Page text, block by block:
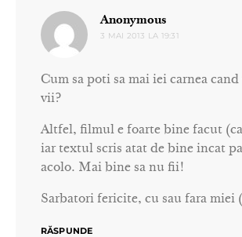
Anonymous
3 MAI 2013 LA 19:31
Cum sa poti sa mai iei carnea
vii?
Altfel, filmul e foarte bine facut
iar textul scris atat de bine incat
acolo. Mai bine sa nu fii!
Sarbatori fericite, cu sau fara miei
RĂSPUNDE